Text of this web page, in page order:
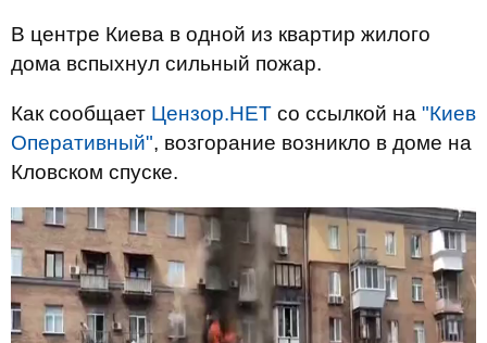
В центре Киева в одной из квартир жилого
дома вспыхнул сильный пожар.
Как сообщает Цензор.НЕТ со ссылкой на "Киев
Оперативный", возгорание возникло в доме на
Кловском спуске.